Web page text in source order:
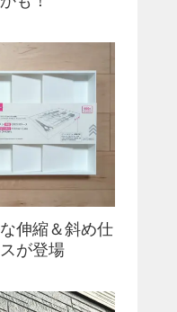
伸縮＆斜め仕
が登場